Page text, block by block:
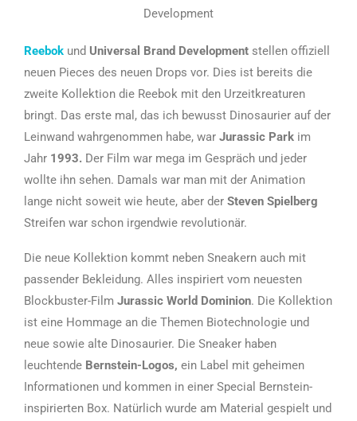
Development
Reebok und Universal Brand Development stellen offiziell
neuen Pieces des neuen Drops vor. Dies ist bereits die
zweite Kollektion die Reebok mit den Urzeitkreaturen
bringt. Das erste mal, das ich bewusst Dinosaurier auf der
Leinwand wahrgenommen habe, war Jurassic Park im
Jahr 1993. Der Film war mega im Gespräch und jeder
wollte ihn sehen. Damals war man mit der Animation
lange nicht soweit wie heute, aber der Steven Spielberg
Streifen war schon irgendwie revolutionär.
Die neue Kollektion kommt neben Sneakern auch mit
passender Bekleidung. Alles inspiriert vom neuesten
Blockbuster-Film Jurassic World Dominion. Die Kollektion
ist eine Hommage an die Themen Biotechnologie und
neue sowie alte Dinosaurier. Die Sneaker haben
leuchtende Bernstein-Logos, ein Label mit geheimen
Informationen und kommen in einer Special Bernstein-
inspirierten Box. Natürlich wurde am Material gespielt und